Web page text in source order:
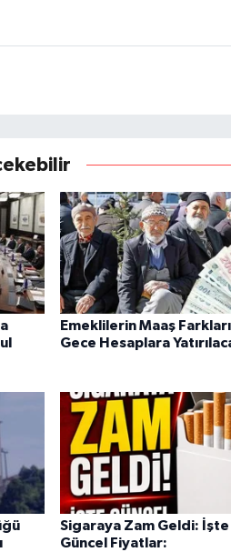
Emeklilerin Maaş
Gece Hesaplara
Sigaraya Zam Geldi: İşte
Güncel Fiyatlar: